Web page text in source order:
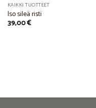
KAIKKI TUOTTEET
Iso sileä risti
39,00€